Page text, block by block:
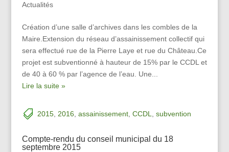
Actualités
Création d’une salle d’archives dans les combles de la
Maire.Extension du réseau d’assainissement collectif qui
sera effectué rue de la Pierre Laye et rue du Château.Ce
projet est subventionné à hauteur de 15% par le CCDL et
de 40 à 60 % par l’agence de l’eau. Une...
Lire la suite »
2015, 2016 assainissement, CCDL subvention
Compte-rendu du conseil municipal du 18
septembre 2015